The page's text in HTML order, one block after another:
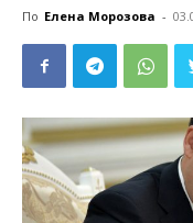
По Елена Морозова -